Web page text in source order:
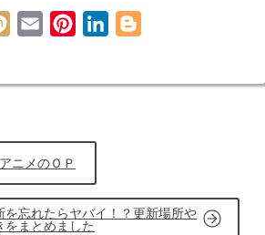
M
s
t
n
ニメのＯＰ
を忘れたらヤバイ！？更新場所や
をまとめました